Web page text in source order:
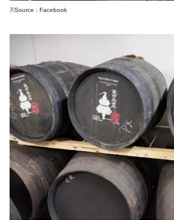
※Source : Facebook